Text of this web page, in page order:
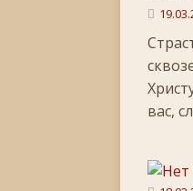
вас,